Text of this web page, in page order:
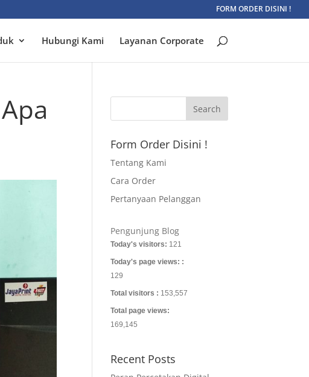
FORM ORDER DISINI !
Hubungi Kami Layanan Corporate
Form Order Disini !
Tentang Kami
Cara Order
Pertanyaan Pelanggan
Pengunjung Blog
Today's visitors: 121
Today's page views: :
129
Total visitors : 153,557
Total page views:
169,145
Recent Posts